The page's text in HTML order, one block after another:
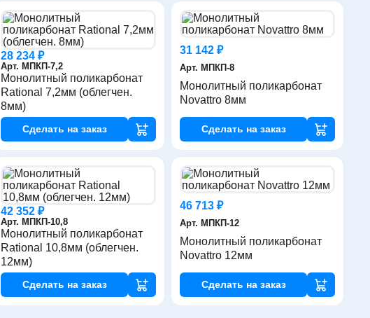
28 234 ₽
Арт. МПКП-7,2
Монолитный поликарбонат
Rational 7,2мм (облегчен.
8мм)
Сделать на заказ
31 142 ₽
Арт. МПКП-8
Монолитный поликарбонат
Novattro 8мм
Сделать на заказ
42 352 ₽
Арт. МПКП-10,8
Монолитный поликарбонат
Rational 10,8мм (облегчен.
12мм)
Сделать на заказ
46 713 ₽
Арт. МПКП-12
Монолитный поликарбонат
Novattro 12мм
Сделать на заказ